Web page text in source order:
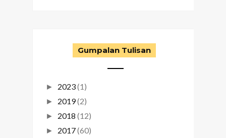
Gumpalan Tulisan
► 2023(1)
► 2019(2)
► 2018 (12)
► 2017(60)